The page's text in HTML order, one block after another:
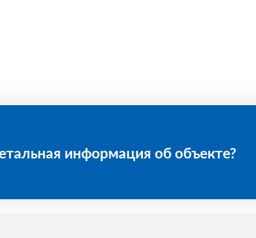
информация об объекте?